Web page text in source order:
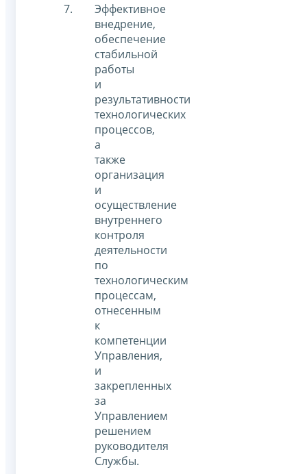
Эффективное
внедрение,
обеспечение
стабильной
работы
и
результативности
технологических
процессов,
а
также
организация
и
осуществление
внутреннего
контроля
деятельности
по
технологическим
процессам,
отнесенным
к
компетенции
Управления,
и
закрепленных
за
Управлением
решением
руководителя
Службы.